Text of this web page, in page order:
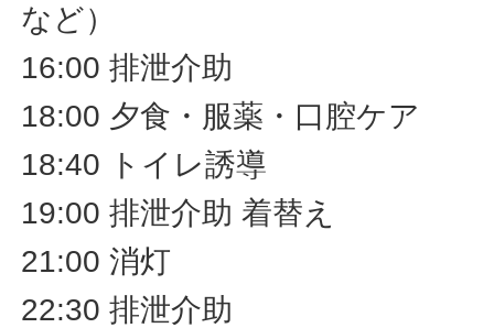
など）
16:00 排泄介助
18:00 夕食・服薬・口腔ケア
18:40 トイレ誘導
19:00 排泄介助 着替え
21:00 消灯
22:30 排泄介助